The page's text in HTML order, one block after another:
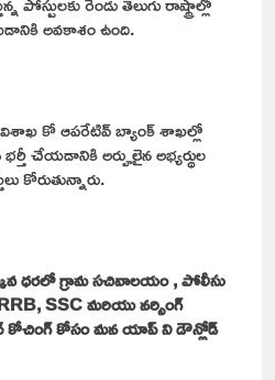
అవకాశం ఉంది.
కో ఆపరేటివ్ బ్యాంక్ శాఖల్లో
చేయడానికి అర్హులైన అభ్యర్థుల
కోరుతున్నారు.
ధరలో గ్రామ సచివాలయం , పోలీసు
SSC మరియు నర్సింగ్
కోచింగ్ కోసం మన యాప్ ని డౌన్లోడ్